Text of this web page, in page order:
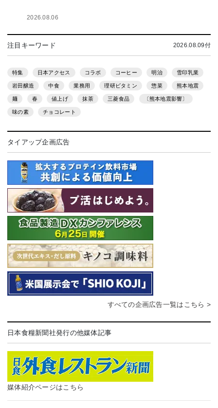
2026.08.06
注目キーワード 2026.08.09付
特集 日本アクセス コラボ コーヒー 明治 雪印乳業
岩田醸造 中食 業務用 理研ビタミン 惣菜 熊本地震
麺 春 値上げ 抹茶 三菱食品 〔熊本地震影響〕
味の素 チョコレート
タイアップ企画広告
すべての企画広告一覧はこちら >
日本食糧新聞社発行の他媒体記事
媒体紹介ページはこちら